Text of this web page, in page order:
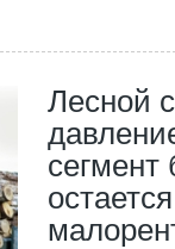
Лесной
сегмент
остается